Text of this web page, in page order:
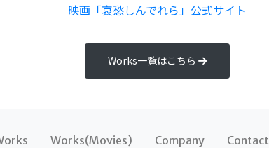
映画「哀愁しんでれら」公式サイト
Works一覧はこちら
Works(Movies) Company Contact